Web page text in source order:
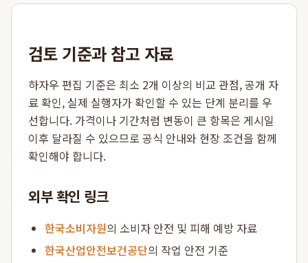
검토 기준과 참고 자료
하자우 편집 기준은 최소 2개 이상의 비교 관점, 공개 자
료 확인, 실제 실행자가 확인할 수 있는 단계 분리를 우
선합니다. 가격이나 기간처럼 변동이 큰 항목은 게시일
이후 달라질 수 있으므로 공식 안내와 현장 조건을 함께
확인해야 합니다.
외부 확인 링크
한국소비자원의 소비자 안전 및 피해 예방 자료
한국산업안전보건공단의 작업 안전 기준